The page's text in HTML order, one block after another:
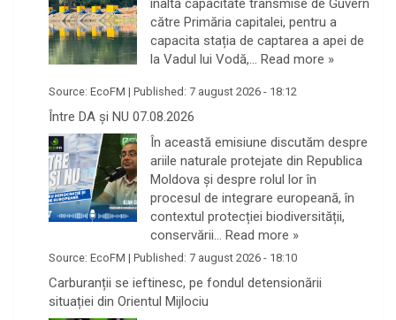
înaltă capacitate transmise de Guvern
către Primăria capitalei, pentru a
capacita stația de captarea a apei de
la Vadul lui Vodă,… Read more »
Source: EcoFM | Published: 7 august 2026 - 18:12
Între DA și NU 07.08.2026
În această emisiune discutăm despre
ariile naturale protejate din Republica
Moldova și despre rolul lor în
procesul de integrare europeană, în
contextul protecției biodiversității,
conservării… Read more »
Source: EcoFM | Published: 7 august 2026 - 18:10
Carburanții se ieftinesc, pe fondul detensionării
situației din Orientul Mijlociu